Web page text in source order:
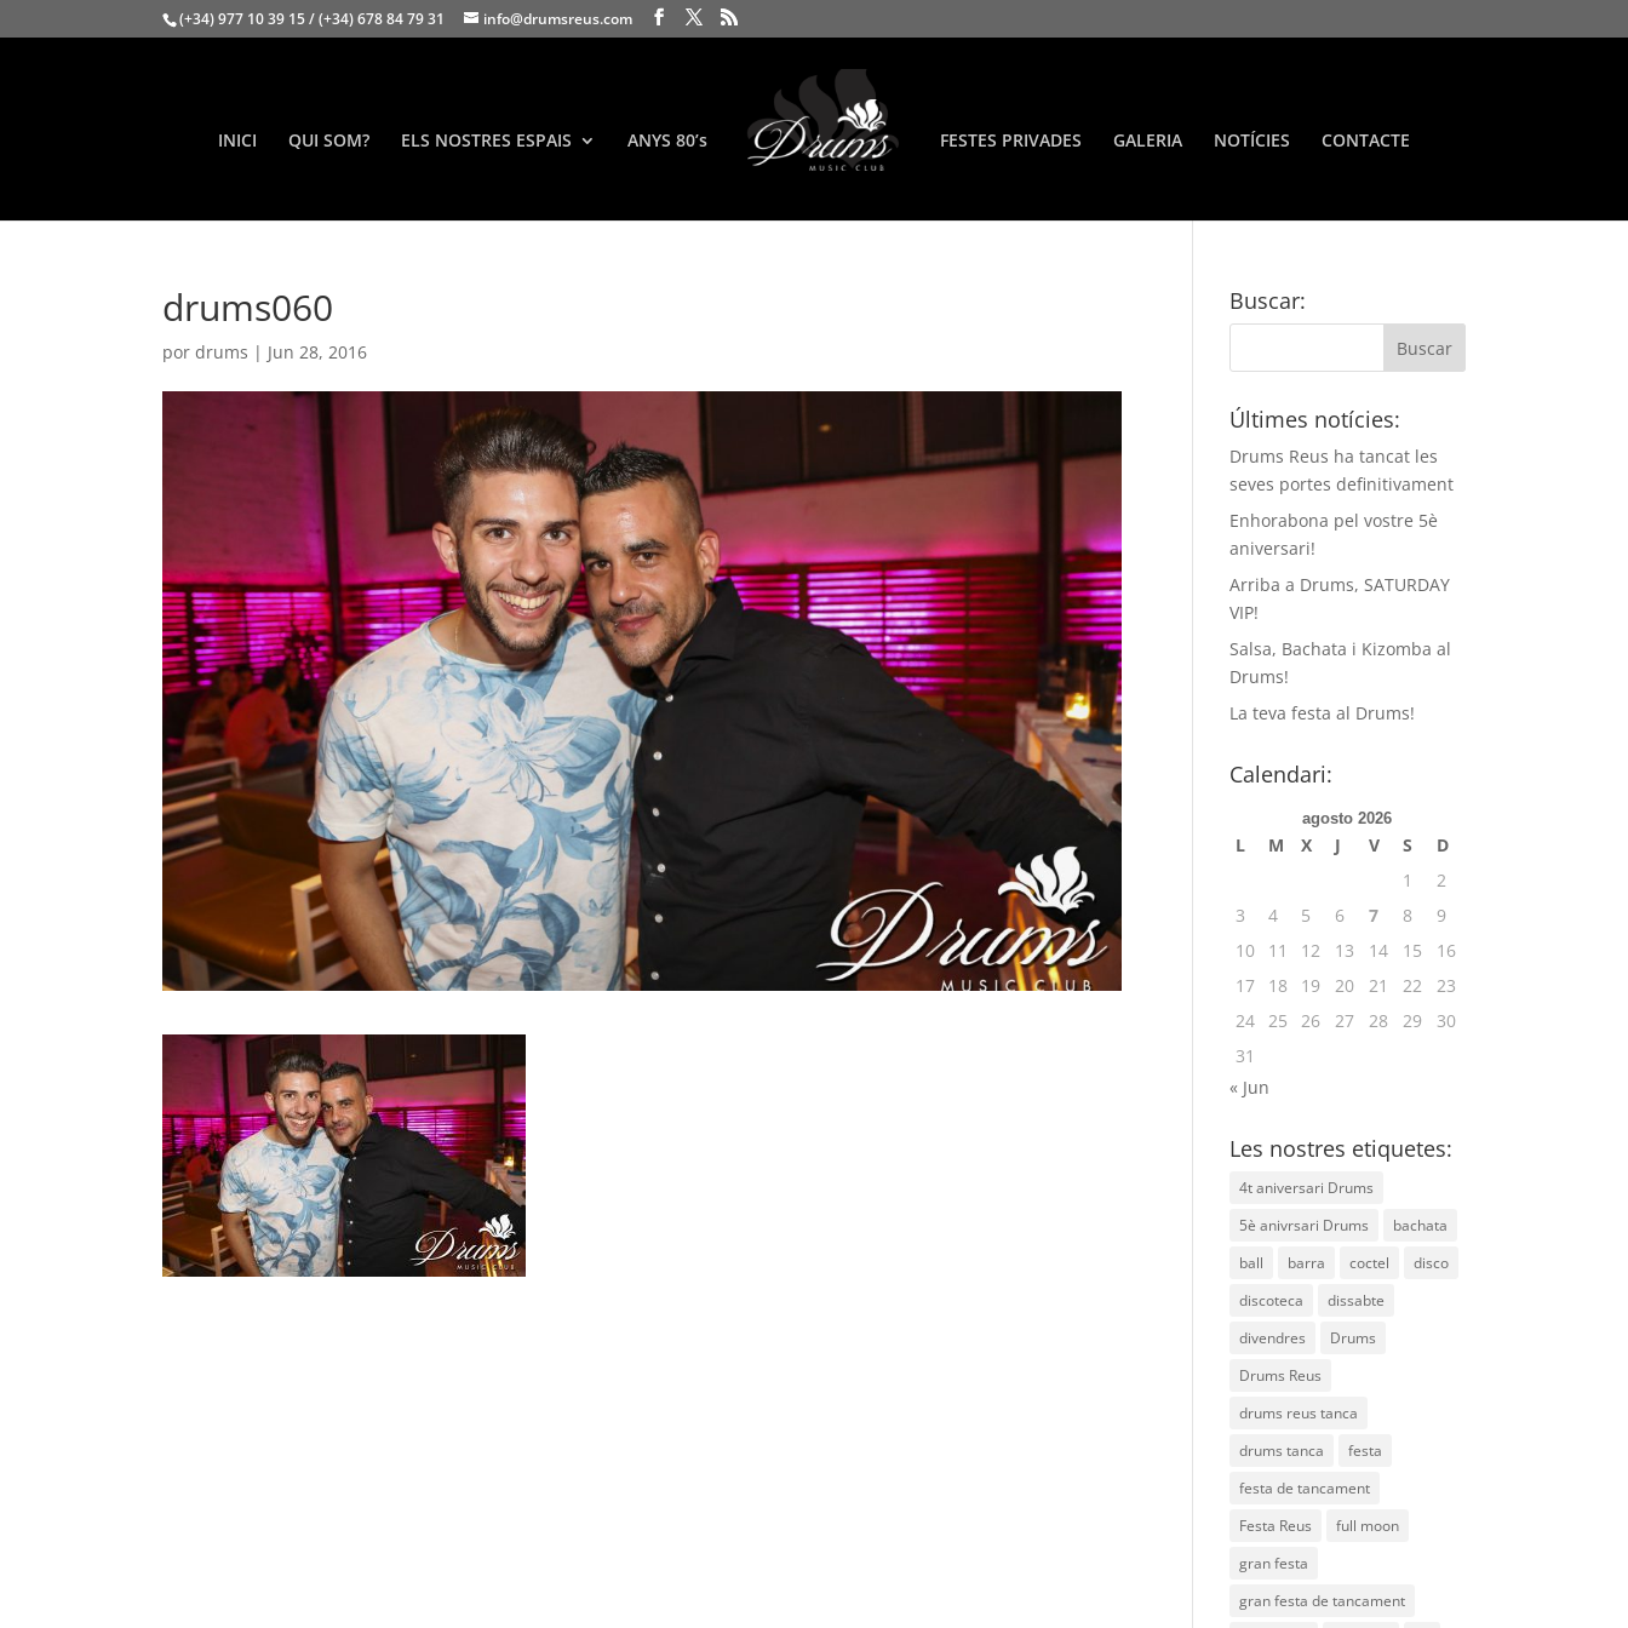
(+34) 977 10 39 15 / (+34) 678 84 79 31 info@drumsreus.com
INICI QUI SOM? ELS NOSTRES ESPAIS ANYS 80’s FESTES PRIVADES GALERIA NOTÍCIES CONTACTE
drums060
pordrums | Jun 28, 2016
Buscar:
Últimes notícies:
Drums Reus ha tancat les
seves portes definitivament
Enhorabona pel vostre 5è
aniversari!
Arriba a Drums, SATURDAY
VIP!
Salsa, Bachata i Kizomba al
Drums!
La teva festa al Drums!
Calendari:
agosto 2026
L M X J V S
D
1
2
3
4 5 6 7 8
9
10
11 12 13 14 15
16
17
18 19 20 21 22
23
24 25 26 27 28 29
30
31
« Jun
Les nostres etiquetes:
4t aniversari Drums
5è anivrsari Drums
bachata
ball
barra coctel
disco
discoteca
dissabte
divendres
Drums
Drums Reus
drums reus tanca
drums tanca
festa
festa de tancament
Festa Reus
full moon
gran festa
gran festa de tancament